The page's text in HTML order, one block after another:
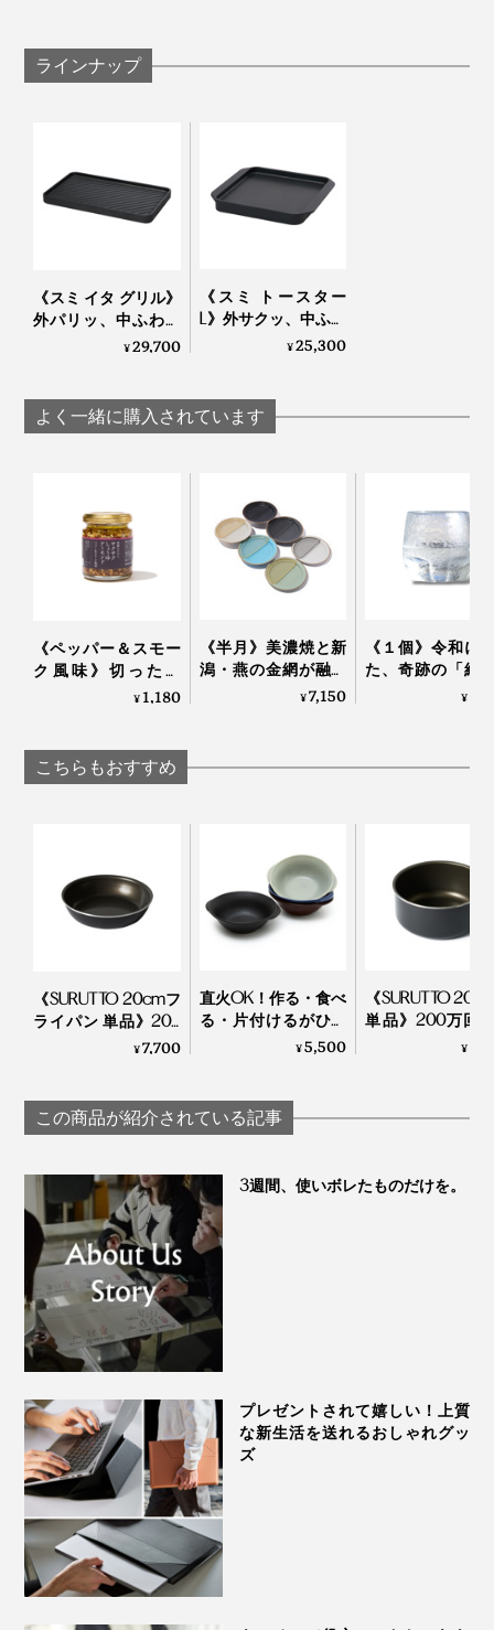
本品「スミ トースター」のサイズは、角型の食パンが
１枚ぴったり入るサイズ。山型の食パンがお好きなら
魚・野菜などいろんな用途で使いたい場合は「スミ イ
タグリル」がおすすめです。
スミ イタグリル」、左下「 スミ トースターL」、右下「スミ トースタ
いろんな食材を焼いて、そのまま食卓にも出しても手抜
き感なし。あれこれいろんなものを焼いては、「うんま
っ！」と歓声をあげて楽しんでます。
ラインナップ
《スミ イタ グリル》
外パリッ、中ふわっ
と焼きあがる「炭プ
¥29,700
《スミ トースター
L》外サクッ、中ふわ
っと焼きあがる、炭
¥25,300
よく一緒に購入されています
《ペッパー＆スモー
ク風味》切っただ
け・ゆでただけの食
味料」｜サクサクし
ょうゆアーモンド
¥1,180
《半月》美濃焼と新
潟・燕の金網が融合
した、網付きプレー
¥7,150
《１個》令和に
た、奇跡の「結
ラス」｜結霜
¥
こちらもおすすめ
《SURUTTO 20cmフ
ライパン 単品》200
万回の耐摩耗性試験
¥7,700
直火OK！作る・食べ
る・片付けるがひと
つで完結する「器 兼
¥5,500
《SURUTTO
単品》200万回
摩耗性試験をク
¥
この商品が紹介されている記事
3週間、使いボレたものだけを。
プレゼントされて嬉しい！上質
な新生活を送れるおしゃれグッ
ズ